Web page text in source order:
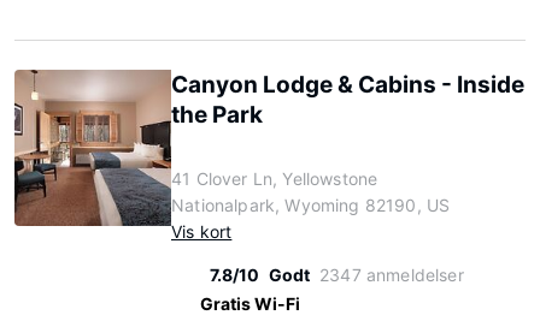
Canyon Lodge & Cabins - Inside
the Park
41 Clover Ln, Yellowstone
Nationalpark, Wyoming 82190, US
Vis kort
7.8/10 Godt 2347 anmeldelser
Gratis Wi-Fi